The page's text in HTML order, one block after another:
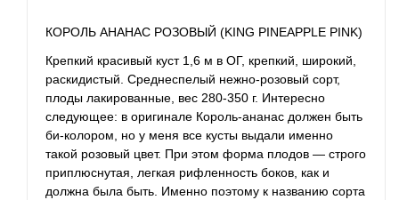
КОРОЛЬ АНАНАС РОЗОВЫЙ (KING PINEAPPLE PINK)
Крепкий красивый куст 1,6 м в ОГ, крепкий, широкий,
раскидистый. Среднеспелый нежно-розовый сорт,
плоды лакированные, вес 280-350 г. Интересно
следующее: в оригинале Король-ананас должен быть
би-колором, но у меня все кусты выдали именно
такой розовый цвет. При этом форма плодов — строго
приплюснутая, легкая рифленность боков, как и
должна была быть. Именно поэтому к названию сорта